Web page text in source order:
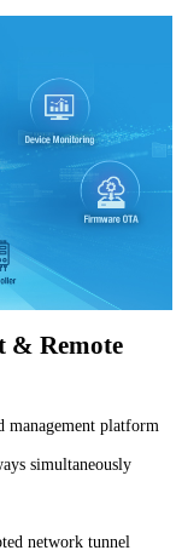
& Remote
management platform
simultaneously
network tunnel